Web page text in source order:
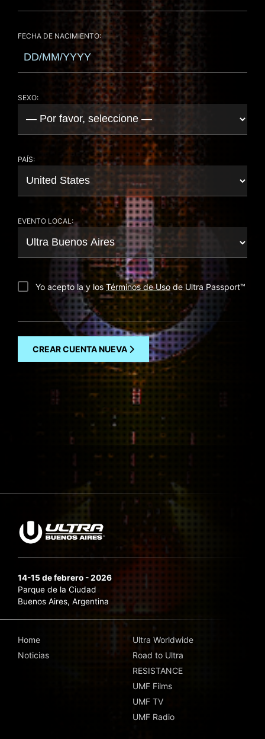
FECHA DE NACIMIENTO:
SEXO:
PAÍS:
EVENTO LOCAL:
Yo acepto la y losTérminos de Usode Ultra Passport™
CREAR CUENTA NUEVA
14-15 de febrero - 2026
Parque de la Ciudad
Buenos Aires, Argentina
Home
Noticias
Ultra Worldwide
Road to Ultra
RESISTANCE
UMF Films
UMF TV
UMF Radio